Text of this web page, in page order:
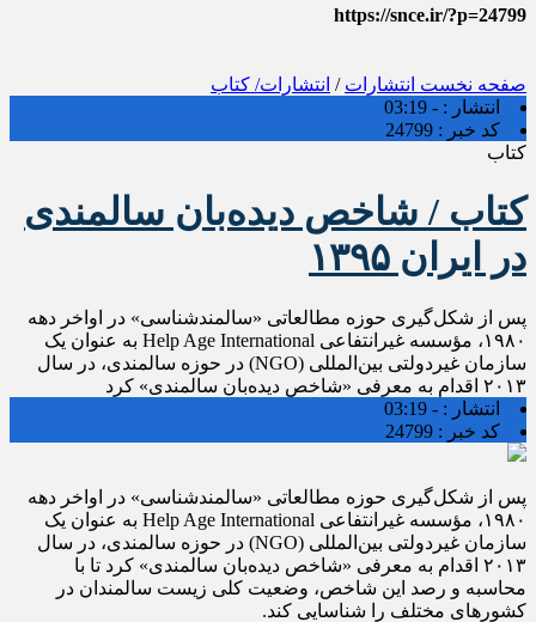
https://snce.ir/?p=24799
صفحه نخست انتشارات / انتشارات/ کتاب
انتشار : - 03:19
کد خبر : 24799
کتاب
کتاب / شاخص دیده‌بان سالمندی
در ایران ۱۳۹۵
پس از شکل‌گیری حوزه مطالعاتی «سالمندشناسی» در اواخر دهه
۱۹۸۰، مؤسسه غیرانتفاعی Help Age International به عنوان یک
سازمان غیردولتی بین‌المللی (NGO) در حوزه سالمندی، در سال
۲۰۱۳ اقدام به معرفی «شاخص دیده‌بان سالمندی» کرد
انتشار : - 03:19
کد خبر : 24799
پس از شکل‌گیری حوزه مطالعاتی «سالمندشناسی» در اواخر دهه
۱۹۸۰، مؤسسه غیرانتفاعی Help Age International به عنوان یک
سازمان غیردولتی بین‌المللی (NGO) در حوزه سالمندی، در سال
۲۰۱۳ اقدام به معرفی «شاخص دیده‌بان سالمندی» کرد تا با
محاسبه و رصد این شاخص، وضعیت کلی زیست سالمندان در
کشورهای مختلف را شناسایی کند.